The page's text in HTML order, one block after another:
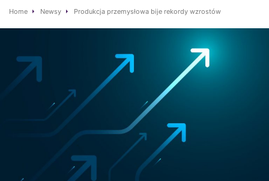
Home Newsy Produkcja przemysłowa bije rekordy wzrostów